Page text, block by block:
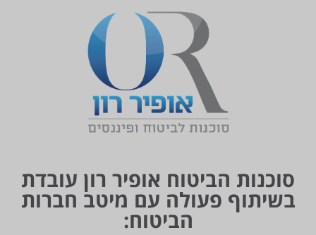
סוכנות הביטוח אופיר רון עובדת
בשיתוף פעולה עם מיטב חברות
הביטוח: